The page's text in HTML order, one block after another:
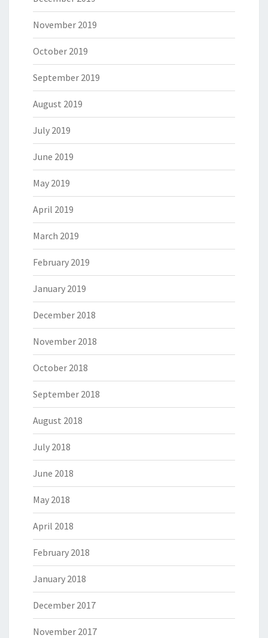
November 2019
October 2019
September 2019
August 2019
July 2019
June 2019
May 2019
April 2019
March 2019
February 2019
January 2019
December 2018
November 2018
October 2018
September 2018
August 2018
July 2018
June 2018
May 2018
April 2018
February 2018
January 2018
December 2017
November 2017